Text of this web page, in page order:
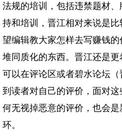
法规的培训，包括违禁题材
持和培训，晋江相对来说是
望编辑教大家怎样去写赚钱
堆同质化的东西。晋江还是
可以在评论区或者碧水论坛
到读者对自己的评价，面对
何无视掉恶意的评价，也会
环。